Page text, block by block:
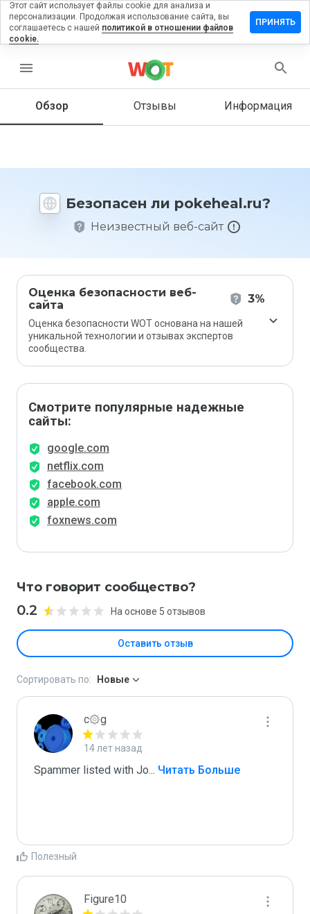
menu
Обзор Отзывы Информация
Безопасен ли pokeheal.ru?
Неизвестный веб-сайт
Оценка безопасности веб-
сайта
3%
Оценка безопасности WOT основана на нашей
уникальной технологии и отзывах экспертов
сообщества.
Смотрите популярные надежные
сайты:
google.com
netflix.com
facebook.com
apple.com
foxnews.com
Что говорит сообщество?
0.2 На основе 5 отзывов
Оставить отзыв
на
Как бы
этот
1 до 5?
Сортировать по: Новые
c۞g
14 лет назад
Spammer listed with Jo... Читать Больше
Полезный
Figure10
Этот сайт использует файлы cookie для анализа и
персонализации. Продолжая использование сайта, вы
соглашаетесь с нашей политикой в отношении файлов
cookie.
ПРИНЯТЬ